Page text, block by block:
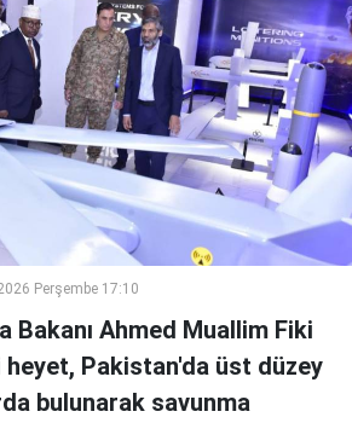
Perşembe 17:10
Bakanı Ahmed Muallim Fiki
heyet, Pakistan'da üst düzey
bulunarak savunma